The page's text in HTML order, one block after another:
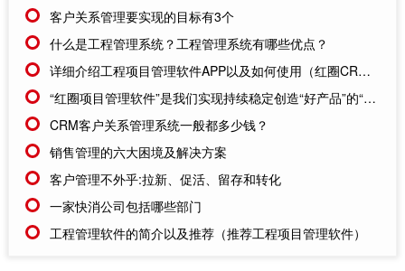
客户关系管理要实现的目标有3个
什么是工程管理系统？工程管理系统有哪些优点？
详细介绍工程项目管理软件APP以及如何使用（红圈CRM的工程项目管理软件APP）
“红圈项目管理软件”是我们实现持续稳定创造“好产品”的“好助手”
CRM客户关系管理系统一般都多少钱？
销售管理的六大困境及解决方案
客户管理不外乎:拉新、促活、留存和转化
一家快消公司包括哪些部门
工程管理软件的简介以及推荐（推荐工程项目管理软件）